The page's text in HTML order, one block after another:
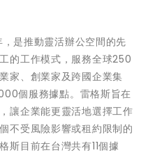
是推動靈活辦公空間的先
的工作模式，服務全球250
家、創業家及跨國企業集
個服務據點。雷格斯旨在
讓企業能更靈活地選擇工作
不受風險影響或租約限制的
斯目前在台灣共有11個據